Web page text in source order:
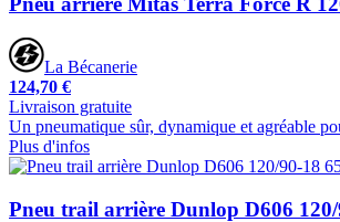
La Bécanerie
124,70 €
Livraison gratuite
Un pneumatique sûr, dynamique et agréable
Plus d'infos
Pneu trail arrière Dunlop D606